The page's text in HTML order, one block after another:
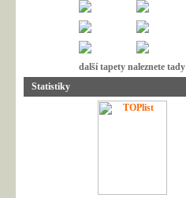
další tapety naleznete tady
Statistiky